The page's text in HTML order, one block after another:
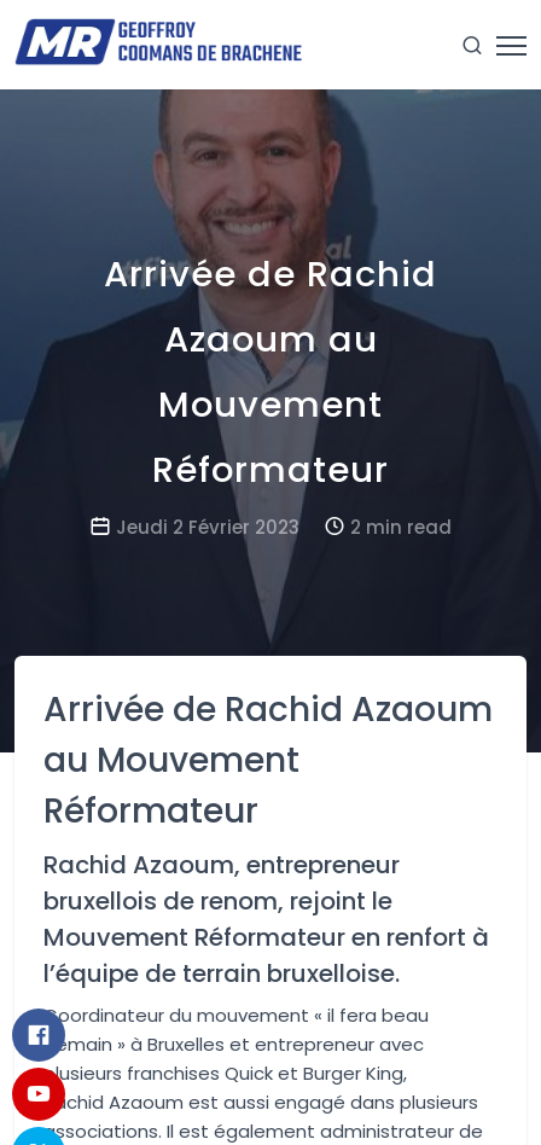
Arrivée de Rachid
Azaoum au
Mouvement
Réformateur
Jeudi 2 Février 2023 2 min read
Arrivée de Rachid Azaoum
au Mouvement
Réformateur
Rachid Azaoum, entrepreneur
bruxellois de renom, rejoint le
Mouvement Réformateur en renfort à
l’équipe de terrain bruxelloise.
Coordinateur du mouvement « il fera beau
demain » à Bruxelles et entrepreneur avec
plusieurs franchises Quick et Burger King,
Rachid Azaoum est aussi engagé dans plusieurs
associations. Il est également administrateur de